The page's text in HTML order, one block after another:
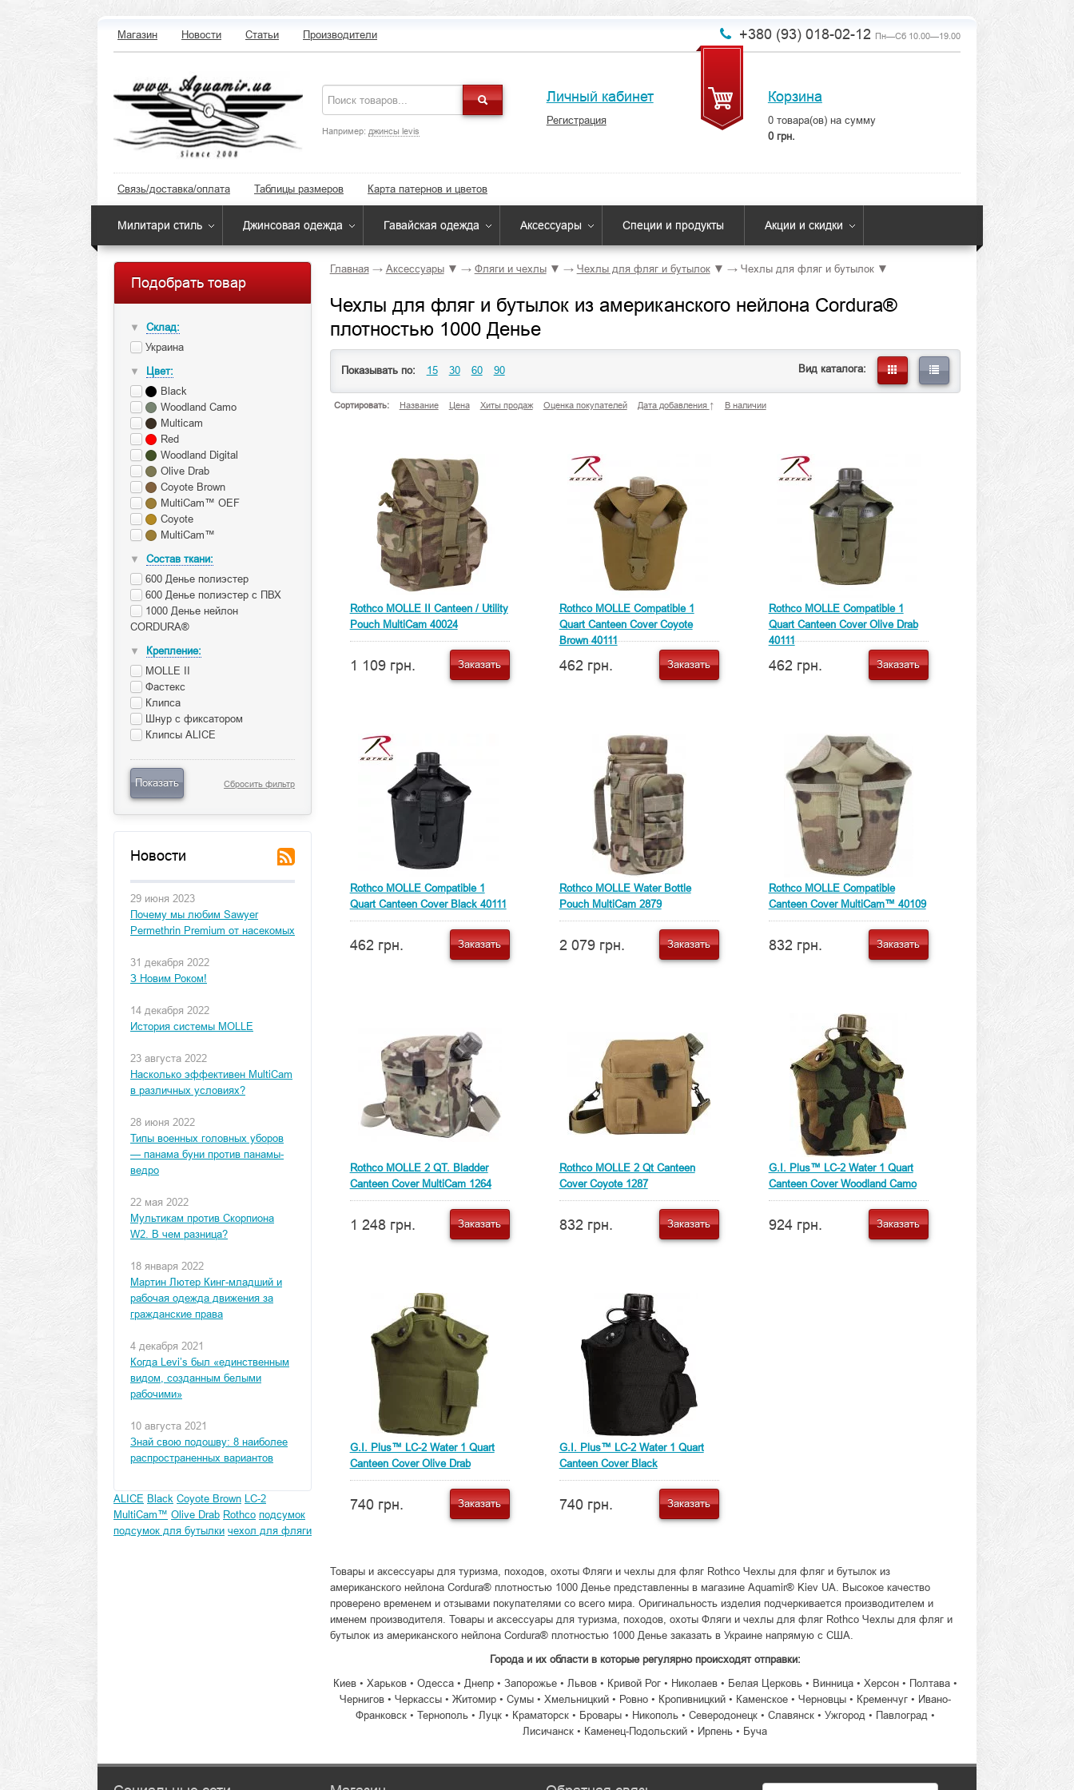
Магазин Новости Статьи Производители +380 (93) 018-02-12 Пн—Сб 10.00—19.00
Например: джинсы levis
Личный кабинет
Регистрация
Корзина
0товара(ов) на сумму
0 грн.
Связь/доставка/оплата Таблицы размеров Карта патернов и цветов
Милитари стиль Джинсовая одежда Гавайская одежда Аксессуары Специи и продукты Акции и скидки
Подобрать товар
▼
Склад:
Украина
▼
Цвет:
Black
Woodland Camo
Multicam
Red
Woodland Digital
Olive Drab
Coyote Brown
MultiCam™ OEF
Coyote
MultiCam™
▼
Состав ткани:
600 Денье полиэстер
600 Денье полиэстер с ПВХ
1000 Денье нейлон
CORDURA®
▼
Крепление:
MOLLE II
Фастекс
Клипса
Шнур с фиксатором
Клипсы ALICE
Показать Сбросить фильтр
Новости
29 июня 2023
Почему мы любим Sawyer
Permethrin Premium от насекомых
31 декабря 2022
З Новим Роком!
14 декабря 2022
История системы MOLLE
23 августа 2022
Насколько эффективен MultiCam
в различных условиях?
28 июня 2022
Типы военных головных уборов
— панама буни против панамы-
ведро
22 мая 2022
Мультикам против Скорпиона
W2. В чем разница?
18 января 2022
Мартин Лютер Кинг-младший и
рабочая одежда движения за
гражданские права
4 декабря 2021
Когда Levi’s был «единственным
видом, созданным белыми
рабочими»
10 августа 2021
Знай свою подошву: 8 наиболее
распространенных вариантов
ALICE Black Coyote Brown LC-2
MultiCam™ Olive Drab Rothco подсумок
подсумок для бутылки чехол для фляги
Главная → Аксессуары ▼ → Фляги и чехлы ▼ → Чехлы для фляг и бутылок ▼ → Чехлы для фляг и бутылок ▼
Чехлы для фляг и бутылок из американского нейлона Cordura®
плотностью 1000 Денье
Показывать по: 15 30 60 90 Вид каталога:
Сортировать: Название Цена Хиты продаж Оценка покупателей Дата добавления ↑ В наличии
Rothco MOLLE II Canteen / Utility
Pouch MultiCam 40024
1 109 грн. Заказать
Rothco MOLLE Compatible 1
Quart Canteen Cover Coyote
Brown 40111
462 грн. Заказать
Rothco MOLLE Compatible 1
Quart Canteen Cover Olive Drab
40111
462 грн. Заказать
Rothco MOLLE Compatible 1
Quart Canteen Cover Black 40111
462 грн. Заказать
Rothco MOLLE Water Bottle
Pouch MultiCam 2879
2 079 грн. Заказать
Rothco MOLLE Compatible
Canteen Cover MultiCam™ 40109
832 грн. Заказать
Rothco MOLLE 2 QT. Bladder
Canteen Cover MultiCam 1264
1 248 грн. Заказать
Rothco MOLLE 2 Qt Canteen
Cover Coyote 1287
832 грн. Заказать
G.I. Plus™ LC-2 Water 1 Quart
Canteen Cover Woodland Camo
924 грн. Заказать
G.I. Plus™ LC-2 Water 1 Quart
Canteen Cover Olive Drab
740 грн. Заказать
G.I. Plus™ LC-2 Water 1 Quart
Canteen Cover Black
740 грн. Заказать
Товары и аксессуары для туризма, походов, охоты Фляги и чехлы для фляг Rothco Чехлы для фляг и бутылок из
американского нейлона Cordura® плотностью 1000 Денье представленны в магазине Aquamir® Kiev UA. Высокое качество
проверено временем и отзывами покупателями со всего мира. Оригинальность изделия подчеркивается производителем и
именем производителя. Товары и аксессуары для туризма, походов, охоты Фляги и чехлы для фляг Rothco Чехлы для фляг и
бутылок из американского нейлона Cordura® плотностью 1000 Денье заказать в Украине напрямую с США.
Города и их области в которые регулярно происходят отправки:
Киев • Харьков • Одесса • Днепр • Запорожье • Львов • Кривой Рог • Николаев • Белая Церковь • Винница • Херсон • Полтава •
Чернигов • Черкассы • Житомир • Сумы • Хмельницкий • Ровно • Кропивницкий • Каменское • Черновцы • Кременчуг • Ивано-
Франковск • Тернополь • Луцк • Краматорск • Бровары • Никополь • Северодонецк • Славянск • Ужгород • Павлоград •
Лисичанск • Каменец-Подольский • Ирпень • Буча